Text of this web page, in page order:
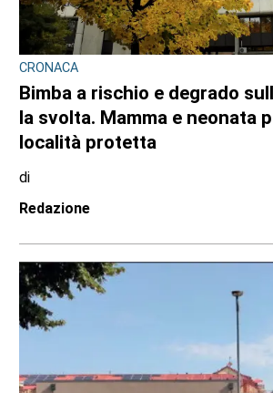
CRONACA
Bimba a rischio e degrado
la svolta. Mamma e neonata
località protetta
di
Redazione